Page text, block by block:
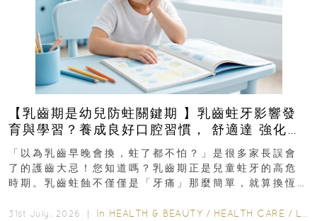
【乳齒期是幼兒防蛀關鍵期 】乳齒蛀牙影響發
育與學習？養成良好口腔習慣， 舒適達 強化琺
瑯質 兒童牙膏防護指南
「以為乳齒早晚會換，蛀了都不怕？」是很多家長誤會
了的護齒大忌！您知道嗎？乳齒期正是兒童蛀牙的高危
時期。乳齒蛀蝕不僅僅是「牙痛」那麼簡單，就算換恆
31st July, 2026 ｜ In HEALTH & BEAUTY / HEALTH CARE / LIFESTYLE